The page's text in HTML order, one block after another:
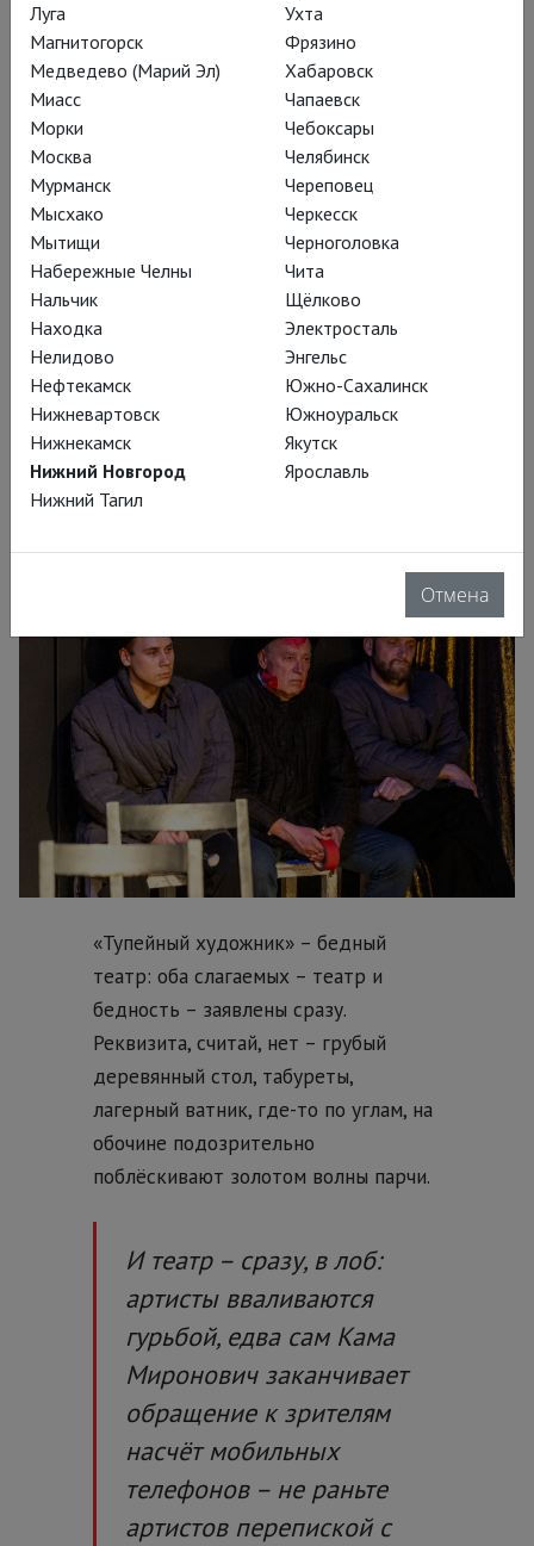
в «Тупейном художнике»
и свежесть, и смелость; и
скорость – азартная
работа проносится за
неполные два часа.
И подвал «за Гоголь-центром»
спектаклю подошёл идеально:
суровое сумрачное пространство –
самое то для жестокого рассказа об
обречённой любви и несвободе как
«Тупейный художник» – бедный
театр: оба слагаемых – театр и
бедность – заявлены сразу.
Реквизита, считай, нет – грубый
деревянный стол, табуреты,
лагерный ватник, где-то по углам, на
обочине подозрительно
поблёскивают золотом волны парчи.
И театр – сразу, в лоб:
артисты вваливаются
гурьбой, едва сам Кама
Миронович заканчивает
обращение к зрителям
насчёт мобильных
телефонов – не раньте
артистов перепиской с
Луга
Магнитогорск
Медведево (Марий Эл)
Миасс
Морки
Москва
Мурманск
Мысхако
Мытищи
Набережные Челны
Нальчик
Находка
Нелидово
Нефтекамск
Нижневартовск
Нижнекамск
Нижний Новгород
Нижний Тагил
Ухта
Фрязино
Хабаровск
Чапаевск
Чебоксары
Челябинск
Череповец
Черкесск
Черноголовка
Чита
Щёлково
Электросталь
Энгельс
Южно-Сахалинск
Южноуральск
Якутск
Ярославль
Отмена